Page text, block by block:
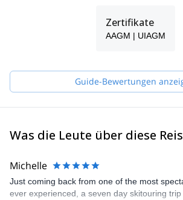
trips and expeditions for more than 20 years.
a group of guides, so if I'm not available for
Zertifikate
AAGM | UIAGM
Guide-Bewertungen
Was die Leute über diese
Michelle
Just coming back from one of the most
ever experienced, a seven day skitouring trip